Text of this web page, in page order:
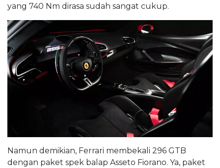
yang 740 Nm dirasa sudah sangat cukup.
Namun demikian, Ferrari membekali 296 GTB
dengan paket spek balap Asseto Fiorano. Ya, paket